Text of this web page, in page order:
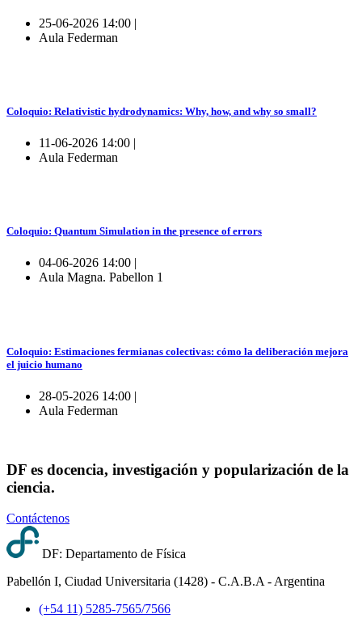
25-06-2026 14:00 |
Aula Federman
Coloquio: Relativistic hydrodynamics: Why, how, and why so small?
11-06-2026 14:00 |
Aula Federman
Coloquio: Quantum Simulation in the presence of errors
04-06-2026 14:00 |
Aula Magna. Pabellon 1
Coloquio: Estimaciones fermianas colectivas: cómo la deliberación mejora
el juicio humano
28-05-2026 14:00 |
Aula Federman
DF es docencia, investigación y popularización de la
ciencia.
Contáctenos
DF: Departamento de Física
Pabellón I, Ciudad Universitaria (1428) - C.A.B.A - Argentina
(+54 11) 5285-7565/7566